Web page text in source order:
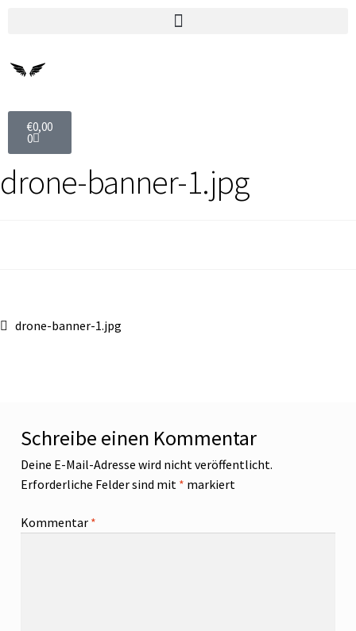
€0,00
0
drone-banner-1.jpg
drone-banner-1.jpg
Schreibe einen Kommentar
Deine E-Mail-Adresse wird nicht veröffentlicht.
Erforderliche Felder sind mit * markiert
Kommentar *